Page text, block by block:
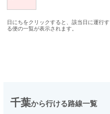
日にちをクリックすると、該当日に運行す
る便の一覧が表示されます。
千葉から行ける路線一覧